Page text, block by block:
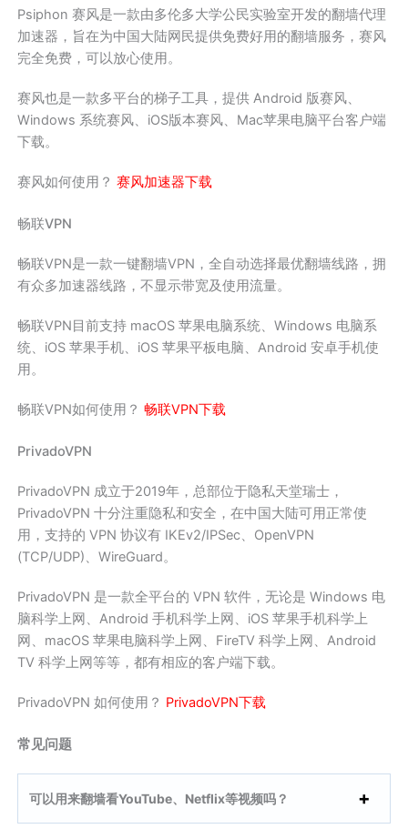
Psiphon 赛风是一款由多伦多大学公民实验室开发的翻墙代理
加速器，旨在为中国大陆网民提供免费好用的翻墙服务，赛风
完全免费，可以放心使用。
赛风也是一款多平台的梯子工具，提供 Android 版赛风、
Windows 系统赛风、iOS版本赛风、Mac苹果电脑平台客户端
下载。
赛风如何使用？赛风加速器下载
畅联VPN
畅联VPN是一款一键翻墙VPN，全自动选择最优翻墙线路，拥
有众多加速器线路，不显示带宽及使用流量。
畅联VPN目前支持 macOS 苹果电脑系统、Windows 电脑系
统、iOS 苹果手机、iOS 苹果平板电脑、Android 安卓手机使
用。
畅联VPN如何使用？畅联VPN下载
PrivadoVPN
PrivadoVPN 成立于2019年，总部位于隐私天堂瑞士，
PrivadoVPN 十分注重隐私和安全，在中国大陆可用正常使
用，支持的 VPN 协议有 IKEv2/IPSec、OpenVPN
(TCP/UDP)、WireGuard。
PrivadoVPN 是一款全平台的 VPN 软件，无论是 Windows 电
脑科学上网、Android 手机科学上网、iOS 苹果手机科学上
网、macOS 苹果电脑科学上网、FireTV 科学上网、Android
TV 科学上网等等，都有相应的客户端下载。
PrivadoVPN 如何使用？ PrivadoVPN下载
常见问题
可以用来翻墙看YouTube、Netflix等视频吗？